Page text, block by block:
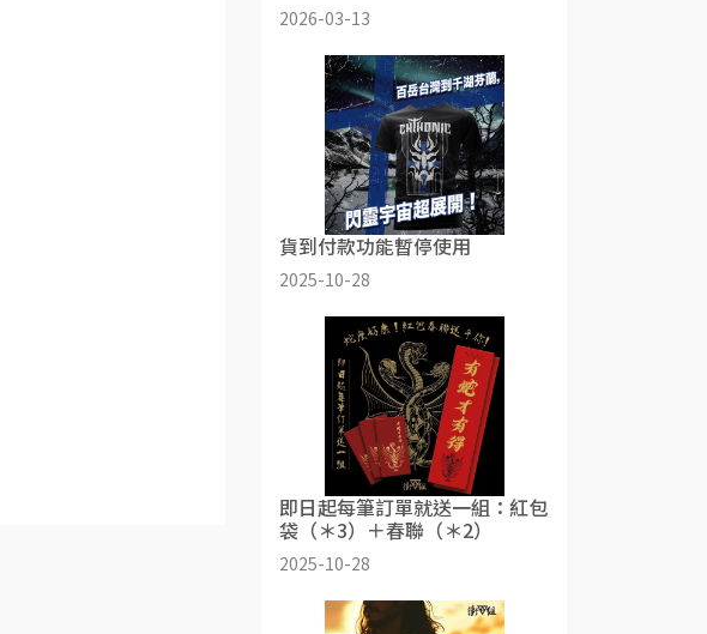
2026-03-13
貨到付款功能暫停使用
2025-10-28
即日起每筆訂單就送一組：紅包
袋（＊3）＋春聯（＊2）
2025-10-28